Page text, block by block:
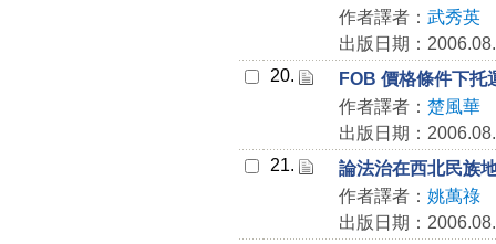
作者譯者： 武秀英
出版日期：
20.
FOB 價格條件下托
作者譯者： 楚風華
出版日期：
21.
論法治在西北民族
作者譯者： 姚萬祿
出版日期：